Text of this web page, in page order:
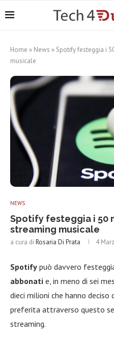
Home » News » Spotify festeggia i
musicale
NEWS
Spotify festeggia i 50
streaming musicale
a cura di Rosaria Di Prata 4
Spotify può davvero
abbonati e, in meno di sei
dieci milioni che hanno
preferita attraverso questo
streaming.